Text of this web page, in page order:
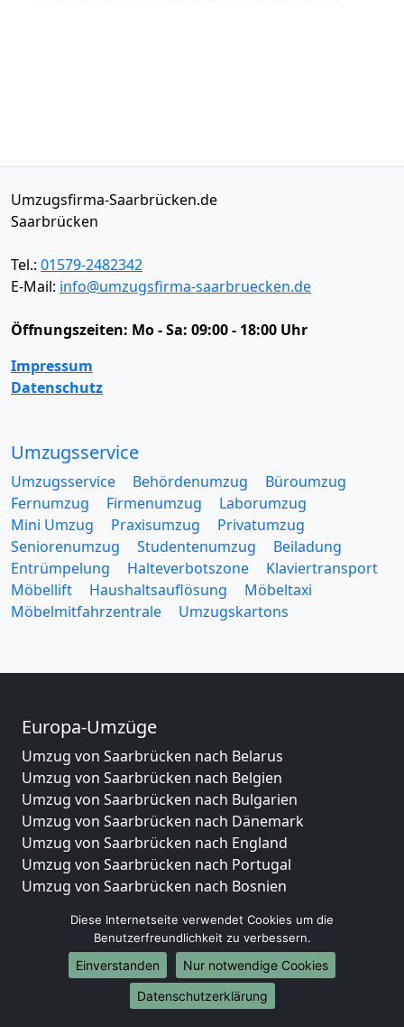
Umzugsfirma-Saarbrücken.de
Saarbrücken
Tel.: 01579-2482342
E-Mail: info@umzugsfirma-saarbruecken.de
Öffnungszeiten: Mo - Sa: 09:00 - 18:00 Uhr
Impressum
Datenschutz
Umzugsservice
Umzugsservice Behördenumzug
Büroumzug
Fernumzug
Firmenumzug
Laborumzug
Mini Umzug
Praxisumzug
Privatumzug
Seniorenumzug
Studentenumzug
Beiladung
Entrümpelung
Halteverbotszone
Klaviertransport
Möbellift
Haushaltsauflösung
Möbeltaxi
Möbelmitfahrzentrale
Umzugskartons
Europa-Umzüge
Umzug von Saarbrücken nach Belarus
Umzug von Saarbrücken nach Belgien
Umzug von Saarbrücken nach Bulgarien
Umzug von Saarbrücken nach Dänemark
Umzug von Saarbrücken nach England
Umzug von Saarbrücken nach Portugal
Umzug von Saarbrücken nach Bosnien
Umzug von Saarbrücken nach Irland
Umzug von Saarbrücken nach Lettland
Umzug von Saarbrücken nach Zypern
Umzug von Saarbrücken nach Kroatien
Umzug von Saarbrücken nach Estland
Diese Internetseite verwendet Cookies um die
Benutzerfreundlichkeit zu verbessern.
Einverstanden
Nur notwendige Cookies
Datenschutzerklärung